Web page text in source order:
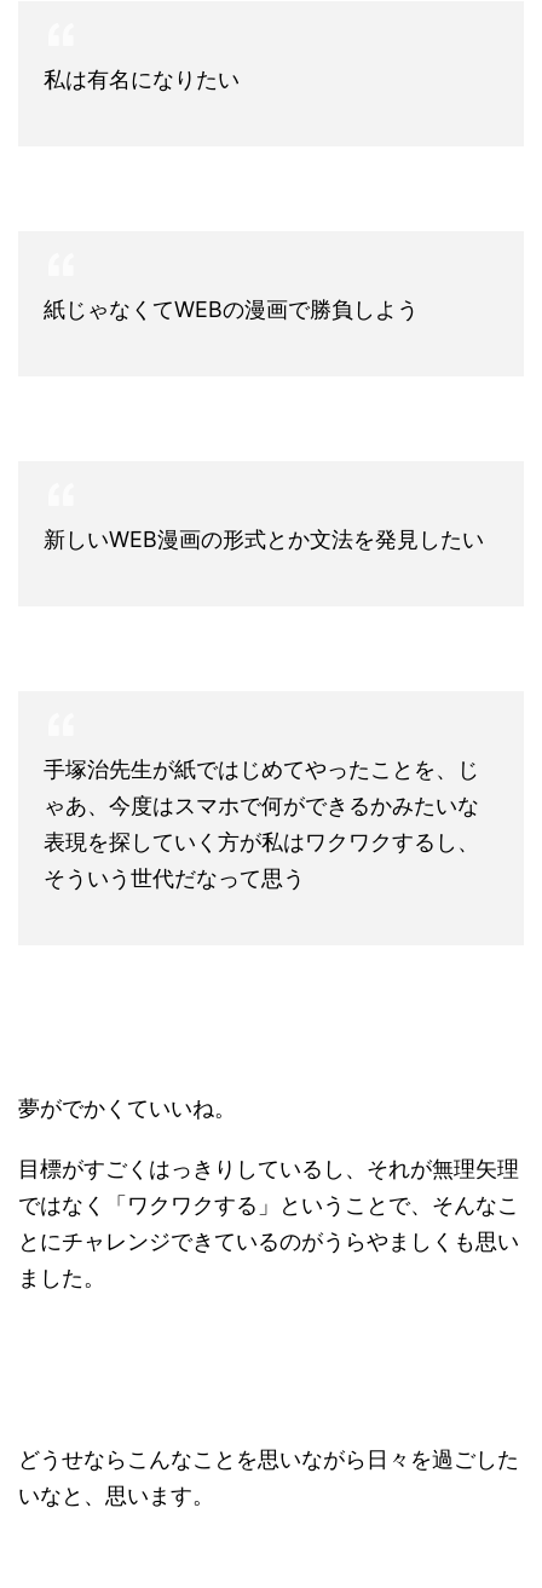
私は有名になりたい
紙じゃなくてWEBの漫画で勝負しよう
新しいWEB漫画の形式とか文法を発見したい
手塚治先生が紙ではじめてやったことを、じ
ゃあ、今度はスマホで何ができるかみたいな
表現を探していく方が私はワクワクするし、
そういう世代だなって思う
夢がでかくていいね。
目標がすごくはっきりしているし、それが無理矢理
ではなく「ワクワクする」ということで、そんなこ
とにチャレンジできているのがうらやましくも思い
ました。
どうせならこんなことを思いながら日々を過ごした
いなと、思います。